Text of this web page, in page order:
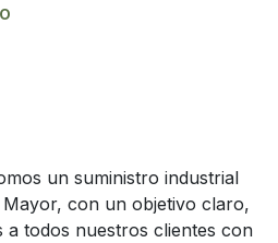
un suministro industrial
con un objetivo claro,
a todos nuestros clientes con